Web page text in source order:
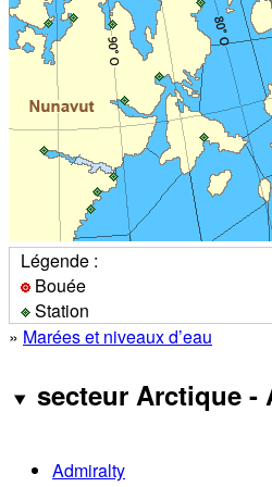
Légende :
Bouée
Station
» Marées et niveaux d’eau
secteur Arctique -
Admiralty